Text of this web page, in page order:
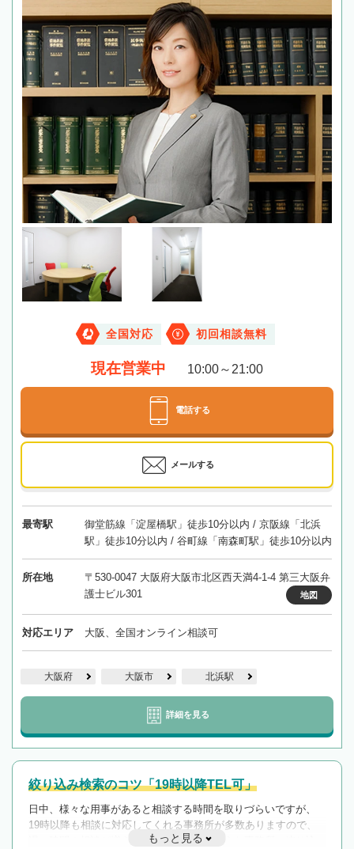
全国対応 初回相談無料
現在営業中 10:00～21:00
電話する
メールする
最寄駅
御堂筋線「淀屋橋駅」徒歩10分以内 / 京阪線「北浜
駅」徒歩10分以内 / 谷町線「南森町駅」徒歩10分以内
所在地
〒530-0047 大阪府大阪市北区西天満4-1-4 第三大阪弁
護士ビル301
地図
対応エリア 大阪、全国オンライン相談可
大阪府 大阪市 北浜駅
詳細を見る
絞り込み検索のコツ「19時以降TEL可」
日中、様々な用事があると相談する時間を取りづらいですが、
19時以降も相談に対応してくれる事務所が多数ありますので、
遅い時間の相談が増えそうな場合はそのような事務所に絞り込
もっと見る